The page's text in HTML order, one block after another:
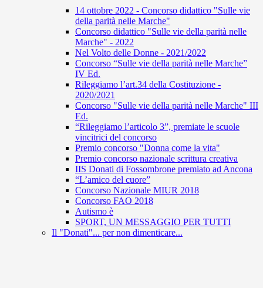
14 ottobre 2022 - Concorso didattico "Sulle vie
della parità nelle Marche"
Concorso didattico "Sulle vie della parità nelle
Marche" - 2022
Nel Volto delle Donne - 2021/2022
Concorso “Sulle vie della parità nelle Marche”
IV Ed.
Rileggiamo l’art.34 della Costituzione -
2020/2021
Concorso "Sulle vie della parità nelle Marche" III
Ed.
“Rileggiamo l’articolo 3”, premiate le scuole
vincitrici del concorso
Premio concorso "Donna come la vita"
Premio concorso nazionale scrittura creativa
IIS Donati di Fossombrone premiato ad Ancona
“L’amico del cuore”
Concorso Nazionale MIUR 2018
Concorso FAO 2018
Autismo è
SPORT, UN MESSAGGIO PER TUTTI
Il "Donati"... per non dimenticare...